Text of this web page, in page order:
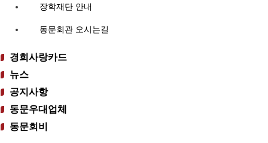
장학재단 안내
동문회관 오시는길
경희사랑카드
뉴스
공지사항
동문우대업체
동문회비